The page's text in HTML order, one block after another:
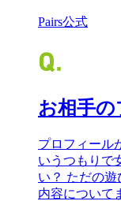
Pairs公式
お相手
プロフィール
いうつもりで
い？ ただの
内容について